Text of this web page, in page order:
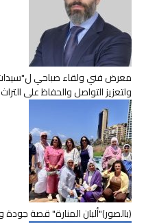
معرض فني ولقاء صباحي
ولتعزيز التواصل والحفاظ على التراث
(بالصور)"ألبان المنارة" قصة جودة